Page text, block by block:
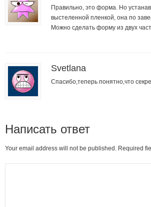
Правильно, это форма. Но
выстеленной пленкой, она по
Можно сделать форму из двух
Svetlana
Спасибо,теперь понятно,что
Написать ответ
Your email address will not be published. Required